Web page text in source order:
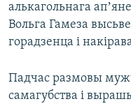
алькагольнага
Вольга Гамеза
горадзенца і
Падчас размовы
самагубства і